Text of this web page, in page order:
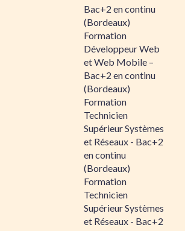
Bac+2 en continu
(Bordeaux)
Formation
Développeur Web
et Web Mobile –
Bac+2 en continu
(Bordeaux)
Formation
Technicien
Supérieur Systèmes
et Réseaux - Bac+2
en continu
(Bordeaux)
Formation
Technicien
Supérieur Systèmes
et Réseaux - Bac+2